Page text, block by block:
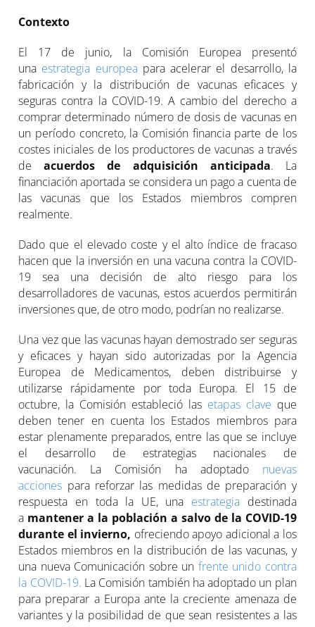
Contexto
El 17 de junio, la Comisión Europea presentó
una estrategia europeapara acelerar el desarrollo, la
fabricación y la distribución de vacunas eficaces y
seguras contra la COVID-19. A cambio del derecho a
comprar determinado número de dosis de vacunas en
un período concreto, la Comisión financia parte de los
costes iniciales de los productores de vacunas a través
deacuerdos de adquisición anticipada. La
financiación aportada se considera un pago a cuenta de
las vacunas que los Estados miembros compren
realmente.
Dado que el elevado coste y el alto índice de fracaso
hacen que la inversión en una vacuna contra la COVID-
19 sea una decisión de alto riesgo para los
desarrolladores de vacunas, estos acuerdos permitirán
inversiones que, de otro modo, podrían no realizarse.
Una vez que las vacunas hayan demostrado ser seguras
y eficaces y hayan sido autorizadas por la Agencia
Europea de Medicamentos, deben distribuirse y
utilizarse rápidamente por toda Europa. El 15 de
octubre, la Comisión estableció las etapas clave que
deben tener en cuenta los Estados miembros para
estar plenamente preparados, entre las que se incluye
el desarrollo de estrategias nacionales de
vacunación. La Comisión ha adoptado nuevas
acciones para reforzar las medidas de preparación y
respuesta en toda la UE, una estrategia destinada
a mantener a la población a salvo de la COVID-19
durante el invierno, ofreciendo apoyo adicional a los
Estados miembros en la distribución de las vacunas, y
una nueva Comunicación sobre un frente unido contra
la COVID-19. La Comisión también ha adoptado un plan
para preparar a Europa ante la creciente amenaza de
variantes y la posibilidad de que sean resistentes a las